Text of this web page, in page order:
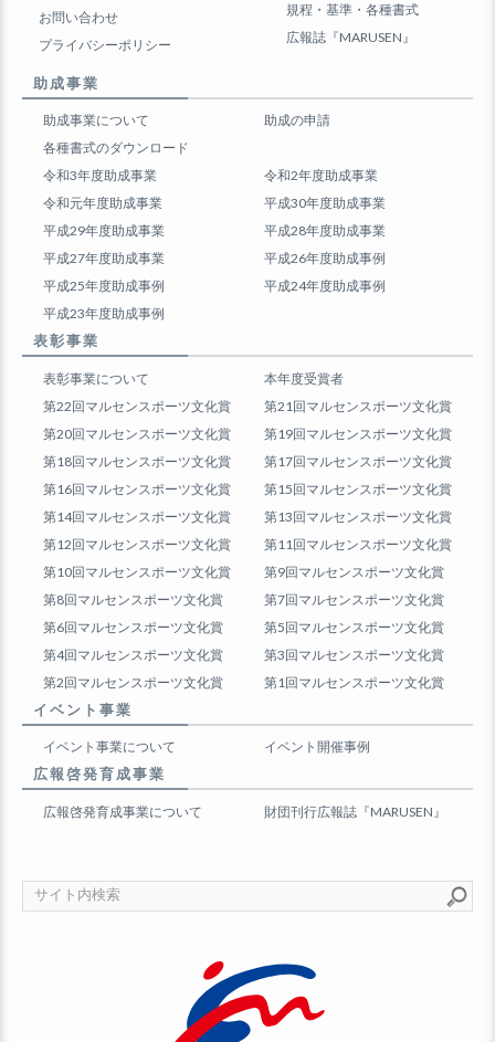
お問い合わせ
プライバシーポリシー
規程・基準・各種書式
広報誌『MARUSEN』
助成事業
助成事業について
助成の申請
各種書式のダウンロード
令和3年度助成事業
令和2年度助成事業
令和元年度助成事業
平成30年度助成事業
平成29年度助成事業
平成28年度助成事業
平成27年度助成事業
平成26年度助成事例
平成25年度助成事例
平成24年度助成事例
平成23年度助成事例
表彰事業
表彰事業について
本年度受賞者
第22回マルセンスポーツ文化賞
第21回マルセンスポーツ文化賞
第20回マルセンスポーツ文化賞
第19回マルセンスポーツ文化賞
第18回マルセンスポーツ文化賞
第17回マルセンスポーツ文化賞
第16回マルセンスポーツ文化賞
第15回マルセンスポーツ文化賞
第14回マルセンスポーツ文化賞
第13回マルセンスポーツ文化賞
第12回マルセンスポーツ文化賞
第11回マルセンスポーツ文化賞
第10回マルセンスポーツ文化賞
第9回マルセンスポーツ文化賞
第8回マルセンスポーツ文化賞
第7回マルセンスポーツ文化賞
第6回マルセンスポーツ文化賞
第5回マルセンスポーツ文化賞
第4回マルセンスポーツ文化賞
第3回マルセンスポーツ文化賞
第2回マルセンスポーツ文化賞
第1回マルセンスポーツ文化賞
イベント事業
イベント事業について イベント開催事例
広報啓発育成事業
広報啓発育成事業について 財団刊行広報誌『MARUSEN』